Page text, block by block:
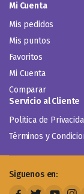
Mi Cuenta
Mis pedidos
Mis puntos
Favoritos
Mi Cuenta
Comparar
Servicio al Cliente
Politica de
Términos y
Siguenos en: